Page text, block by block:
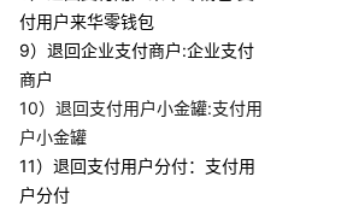
付用户来华零钱包
9）退回企业支付商户:企业支付
商户
10）退回支付用户小金罐:支付用
户小金罐
11）退回支付用户分付：支付用
户分付